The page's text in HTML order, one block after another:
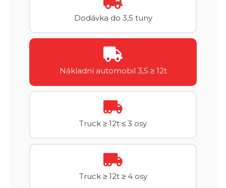
Dodávka do 3,5 tuny
Nákladní automobil 3,5 ≥ 12t
Truck ≥ 12t ≤ 3 osy
Truck ≥ 12t ≥ 4 osy